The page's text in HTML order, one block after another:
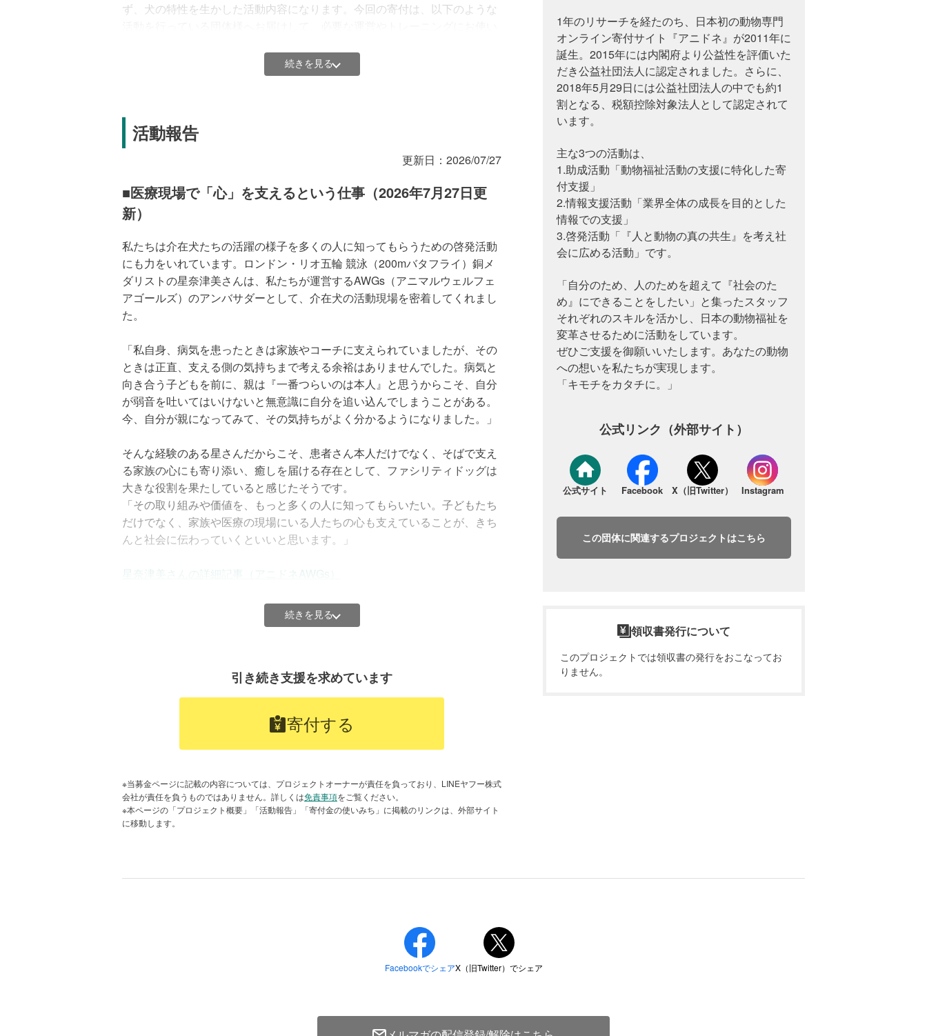
ず、犬の特性を生かした活動内容になります。今回の寄付は、以下のような
●裁判所でのストレスのかかる証言時に、気持ちを和らげるために人に寄り
● 病院内で入院患者や手術前の子供などに安心感を与える病院勤務犬（ホス
ピタルドッグ）
も訪問します。画像提供：（社福）日本介助犬協会
●発達障害など生きづらさを抱える方と触れ合う時間を提供し、心を解きほ
ぐす役目を果たす犬
引きこもりや不登校などの生きづらさを抱える青年たちが保護犬のお世話をすることで
社会化の一歩となる。画像提供：認定NPO法人キドックス
促していく保護犬
続きを見る
活動報告
更新日： 2026/07/27
■医療現場で「心」を支えるという仕事（2026年7月27日更
新）
私たちは介在犬たちの活躍の様子を多くの人に知ってもらうための啓発活動
にも力をいれています。ロンドン・リオ五輪 競泳（200mバタフライ）銅メ
ダリストの星奈津美さんは、私たちが運営するAWGs（アニマルウェルフェ
アゴールズ）のアンバサダーとして、介在犬の活動現場を密着してくれまし
た。
「私自身、病気を患ったときは家族やコーチに支えられていましたが、その
ときは正直、支える側の気持ちまで考える余裕はありませんでした。病気と
向き合う子どもを前に、親は『一番つらいのは本人』と思うからこそ、自分
が弱音を吐いてはいけないと無意識に自分を追い込んでしまうことがある。
今、自分が親になってみて、その気持ちがよく分かるようになりました。」
そんな経験のある星さんだからこそ、患者さん本人だけでなく、そばで支え
る家族の心にも寄り添い、癒しを届ける存在として、ファシリティドッグは
大きな役割を果たしていると感じたそうです。
「その取り組みや価値を、もっと多くの人に知ってもらいたい。子どもたち
だけでなく、家族や医療の現場にいる人たちの心も支えていることが、きち
んと社会に伝わっていくといいと思います。」
星奈津美さんの詳細記事（アニドネAWGs）
■犬の存在自体が心を溶かす（2023年12月15日更新）
続きを見る
引き続き支援を求めています
寄付する
※当募金ページに記載の内容については、プロジェクトオーナーが責任を負っており、LINEヤフー株式
会社が責任を負うものではありません。詳しくは免責事項をご覧ください。
※本ページの「プロジェクト概要」「活動報告」「寄付金の使いみち」に掲載のリンクは、外部サイト
に移動します。
1年のリサーチを経たのち、日本初の動物専門
オンライン寄付サイト『アニドネ』が2011年に
誕生。2015年には内閣府より公益性を評価いた
だき公益社団法人に認定されました。さらに、
2018年5月29日には公益社団法人の中でも約1
割となる、税額控除対象法人として認定されて
います。
主な3つの活動は、
1.助成活動「動物福祉活動の支援に特化した寄
付支援」
2.情報支援活動「業界全体の成長を目的とした
情報での支援」
3.啓発活動「『人と動物の真の共生』を考え社
会に広める活動」です。
「自分のため、人のためを超えて『社会のた
め』にできることをしたい」と集ったスタッフ
それぞれのスキルを活かし、日本の動物福祉を
変革させるために活動をしています。
ぜひご支援を御願いいたします。あなたの動物
への想いを私たちが実現します。
「キモチをカタチに。」
公式リンク（外部サイト）
公式サイト Facebook X（旧Twitter） Instagram
この団体に関連するプロジェクトはこちら
領収書発行について
このプロジェクトでは領収書の発行をおこなってお
りません。